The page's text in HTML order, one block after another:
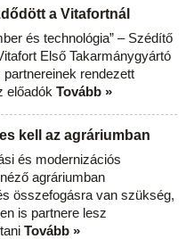
a Vitafortnál
és technológia” – Szédítő
Első Takarmánygyártó
rendezett
előadók Tovább »
kell az agráriumban
és modernizációs
agráriumban
összefogásra van szükség,
is partnere lesz
Tovább »